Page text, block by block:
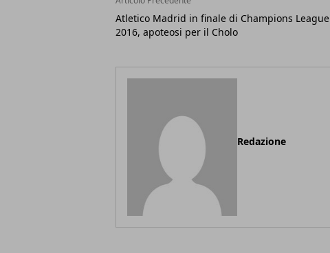
Atletico Madrid in finale di Champions League
2016, apoteosi per il Cholo
Redazione